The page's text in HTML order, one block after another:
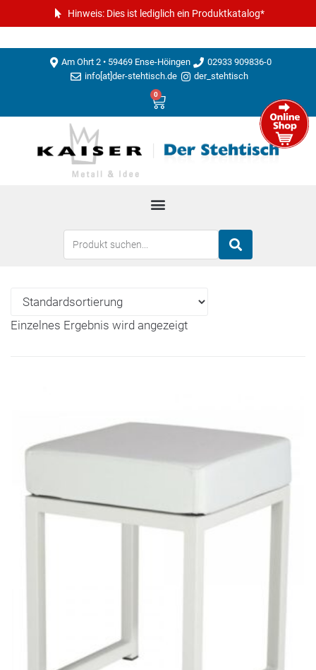
Hinweis: Dies ist lediglich ein Produktkatalog*
Am Ohrt 2 • 59469 Ense-Höingen
02933 909836-0
info[at]der-stehtisch.de
der_stehtisch
0
Einzelnes Ergebnis wird angezeigt